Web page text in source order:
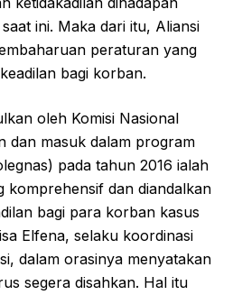
ini. Maka dari itu, Aliansi
peraturan yang
bagi korban.
oleh Komisi Nasional
dan masuk dalam program
pada tahun 2016 ialah
komprehensif dan diandalkan
bagi para korban kasus
Elfena, selaku koordinasi
dalam orasinya menyatakan
segera disahkan. Hal itu